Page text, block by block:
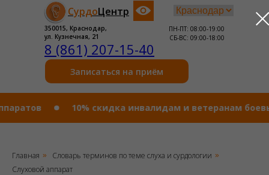
8 (861) 207-15-40
СурдоЦентр
350015, Краснодар,
ул. Кузнечная, 21
ПН-ПТ: 08:00-19:00
СБ-ВС: 09:00-18:00
Записаться на приём
10% cкидка инвалидам и ветеранам боевых
Главная » Словарь терминов по теме слуха и сурдологии »
Слуховой аппарат